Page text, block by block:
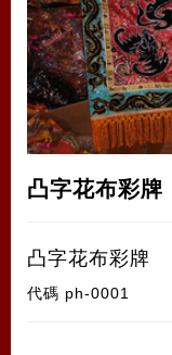
凸字花布彩牌
凸字花布彩牌
代碼 ph-0001